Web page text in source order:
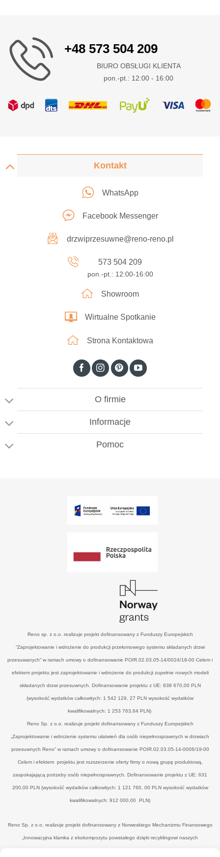
+48 573 504 209
BIURO OBSŁUGI KLIENTA
pon.-pt.: 12:00 - 16:00
Kontakt
WhatsApp
Facebook Messenger
drzwiprzesuwne@reno-reno.pl
573 504 209
pon.-pt.: 12:00-16:00
Showroom
Wirtualne Spotkanie
Strona Kontaktowa
O firmie
Informacje
Pomoc
Reno sp. z o.o. realizuje projekt dofinansowany z Funduszy Europejskich
“Zaprojektowanie i wdrożenie do produkcji przełomowego systemu składanych drzwi
przesuwanych” w ramach umowy o dofinansowanie POIR.02.03.05-14/0024/18-00 Celem i
efektem projektu jest zaprojektowanie i wdrożenie do produkcji zupełnie nowych modeli
składanych drzwi przesuwnych. Dofinansowanie projektu z UE: 838 670,00 PLN
(wysokość wydatków całkowitych: 1 542 129, 27 PLN wysokość wydatków
kwalifikowalnych: 1 253 763,64 PLN)
Reno Sp. z o.o. realizuje projekt dofinansowany z Funduszy Europejskich
„Zaprojektowanie i wdrożenie systemu ułatwień dla osób niepełnosprawnych w drzwiach
przesuwnych Reno” w ramach umowy o dofinansowanie POIR.02.03.05-14-0006/19-00
Celem i efektem projektu jest rozszerzenie oferty firmy o nową grupę produktową,
zaspokajającą potrzeby osób niepełnosprawnych. Dofinansowanie projektu z UE: 631
200,00 PLN (wysokość wydatków całkowitych: 1 121 760, 00 PLN wysokość wydatków
kwalifikowalnych: 912 000,00 PLN)
Reno Sp. z o.o. realizuje projekt dofinansowany z Norweskiego Mechanizmu Finansowego
„Innowacyjna klamka z ekokompozytu powstałego dzięki recyklingowi naszych